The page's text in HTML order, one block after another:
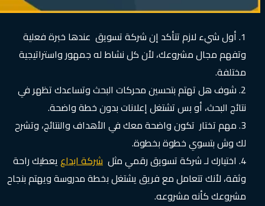
أول شيء لازم تتأكد إن شركة تسويق عندها خبرة فعلية
وتفهم مجال مشروعك، لأن كل نشاط له جمهور واستراتيجية
مختلفة.
شوف هل تهتم بتحسين محركات البحث وتساعدك تظهر في
نتائج البحث، أو بس تشتغل إعلانات بدون خطة واضحة.
مهم تختار تكون واضحة معك في الأهداف والنتائج، وتشرح
لك وش بتسوي خطوة بخطوة.
اختيارك لـ شركة تسويق رقمي مثل شركة ابداعيعطيك راحة
وثقة، لأنك تتعامل مع فريق يشتغل بخطة مدروسة ويهتم بنجاح
مشروعك كأنه مشروعه.